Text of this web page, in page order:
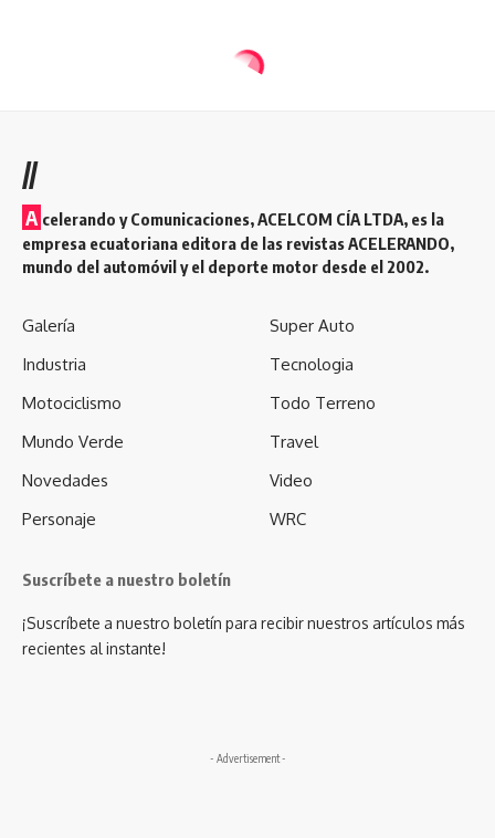
//
A celerando y Comunicaciones, ACELCOM CÍA LTDA, es la
empresa ecuatoriana editora de las revistas ACELERANDO,
mundo del automóvil y el deporte motor desde el 2002.
Galería
Industria
Motociclismo
Mundo Verde
Novedades
Personaje
Super Auto
Tecnologia
Todo Terreno
Travel
Video
WRC
Suscríbete a nuestro boletín
¡Suscríbete a nuestro boletín para recibir nuestros artículos más
recientes al instante!
- Advertisement -